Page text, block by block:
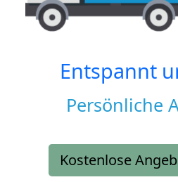
Entspannt
Persönliche
Kostenlose